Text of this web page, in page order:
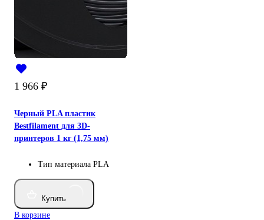
1 966 ₽
Черный PLA пластик
Bestfilament для 3D-
принтеров 1 кг (1,75 мм)
Тип материала PLA
Купить
В корзине